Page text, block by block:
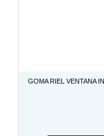
GOMA RIEL VENTANA